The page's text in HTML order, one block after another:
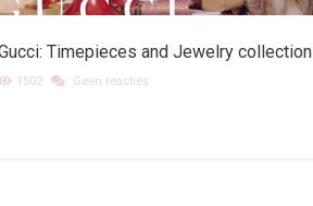
Timepieces and Jewelry collection
1502 Geen reacties